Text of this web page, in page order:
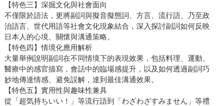
【特色三】深掘文化與社會面向
不僅限於語法，更將副詞與擬音擬態詞、方言、流行語、乃至政
治語言、世代用語等社會文化現象結合，深入探討副詞如何反映
日本人的心境、關懷與溝通策略。
【特色四】情境化應用解析
大量舉例說明副詞在不同情境下的表現效果，包括料理、運動、
醫療中的感官描寫，會話中的臨場感提升，以及如何透過副詞巧
妙地傳達情感、避免誤解，達到最佳溝通效果。
【特色五】實用性與趣味性兼具
從「超気持ちいい！」等流行語到「わざわざすみません」等禮